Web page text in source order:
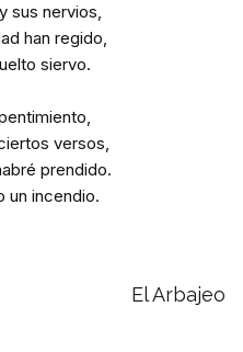
sus nervios,
han regido,
siervo.
versos,
prendido.
un incendio.
El Arbajeo